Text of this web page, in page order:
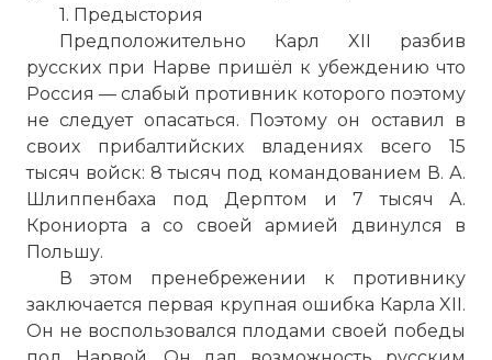
1. Предыстория
Предположительно Карл XII разбив
русских при Нарве пришёл к убеждению что
Россия — слабый противник которого поэтому
не следует опасаться. Поэтому он оставил в
своих прибалтийских владениях всего 15
тысяч войск: 8 тысяч под командованием В. А.
Шлиппенбаха под Дерптом и 7 тысяч А.
Крониорта а со своей армией двинулся в
Польшу.
В этом пренебрежении к противнику
заключается первая крупная ошибка Карла XII.
Он не воспользовался плодами своей победы